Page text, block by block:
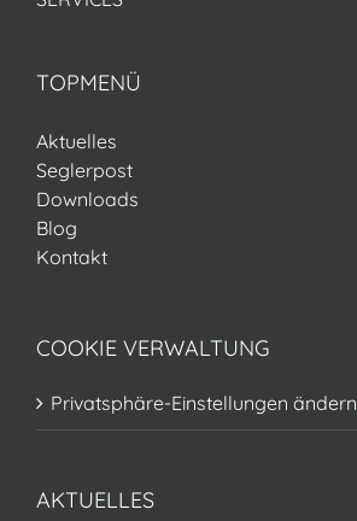
TOPMENÜ
Aktuelles
Seglerpost
Downloads
Blog
Kontakt
COOKIE VERWALTUNG
Privatsphäre-Einstellungen ändern
AKTUELLES